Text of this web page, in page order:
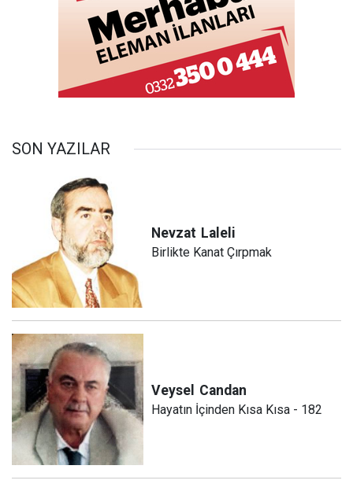
SON YAZILAR
Nevzat Laleli
Birlikte Kanat Çırpmak
Veysel Candan
Hayatın İçinden Kısa Kısa - 182